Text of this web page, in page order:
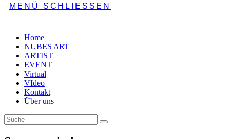
MENÜ SCHLIESSEN
Home
NUBES ART
ARTIST
EVENT
Virtual
VIdeo
Kontakt
Über uns